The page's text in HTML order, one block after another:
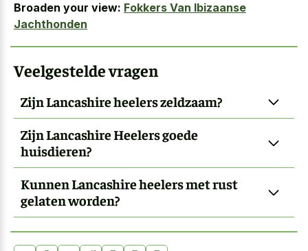
Broaden your view: Fokkers Van Ibizaanse
Jachthonden
Veelgestelde vragen
Zijn Lancashire heelers zeldzaam?
Zijn Lancashire Heelers goede
huisdieren?
Kunnen Lancashire heelers met rust
gelaten worden?